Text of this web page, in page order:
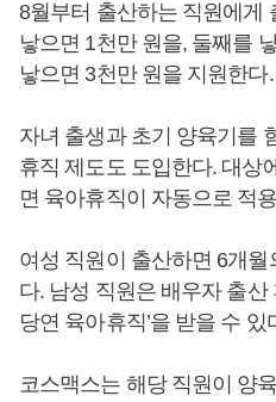
8월부터 출산하는 직원에게
낳으면 1천만 원을, 둘째를
낳으면 3천만 원을 지원한다.
자녀 출생과 초기 양육기를
휴직 제도도 도입한다. 대상
면 육아휴직이 자동으로 적
여성 직원이 출산하면 6개
다. 남성 직원은 배우자 출산
당연 육아휴직’을 받을 수 있
코스맥스는 해당 직원이 양